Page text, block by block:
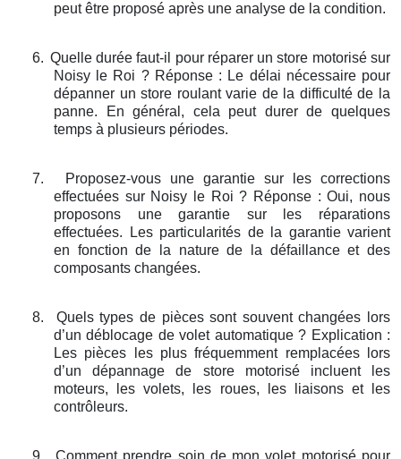
peut être proposé après une analyse de la condition.
6. Quelle durée faut-il pour réparer un store motorisé sur
Noisy le Roi ? Réponse : Le délai nécessaire pour
dépanner un store roulant varie de la difficulté de la
panne. En général, cela peut durer de quelques
temps à plusieurs périodes.
7.
Proposez-vous une garantie sur les corrections
effectuées sur Noisy le Roi ? Réponse : Oui, nous
proposons une garantie sur les réparations
effectuées. Les particularités de la garantie varient
en fonction de la nature de la défaillance et des
composants changées.
8.
Quels types de pièces sont souvent changées lors
d’un déblocage de volet automatique ? Explication :
Les pièces les plus fréquemment remplacées lors
d’un dépannage de store motorisé incluent les
moteurs, les volets, les roues, les liaisons et les
contrôleurs.